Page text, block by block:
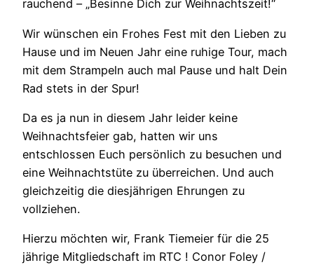
rauchend – „Besinne Dich zur Weihnachtszeit!“
Wir wünschen ein Frohes Fest mit den Lieben zu
Hause und im Neuen Jahr eine ruhige Tour, mach
mit dem Strampeln auch mal Pause und halt Dein
Rad stets in der Spur!
Da es ja nun in diesem Jahr leider keine
Weihnachtsfeier gab, hatten wir uns
entschlossen Euch persönlich zu besuchen und
eine Weihnachtstüte zu überreichen. Und auch
gleichzeitig die diesjährigen Ehrungen zu
vollziehen.
Hierzu möchten wir, Frank Tiemeier für die 25
jährige Mitgliedschaft im RTC ! Conor Foley /